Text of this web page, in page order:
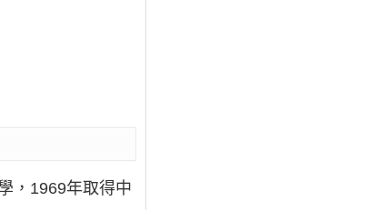
，1969年取得中